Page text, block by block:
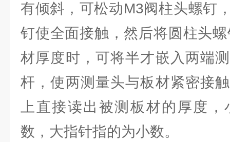
有倾斜，可松动M3阀柱头螺钉
钉使全面接触，然后将圆柱头
材厚度时，可将半才嵌入两端
杆，使两测量头与板材紧密接
上直接读出被测板材的厚度
数，大指针指的为小数。